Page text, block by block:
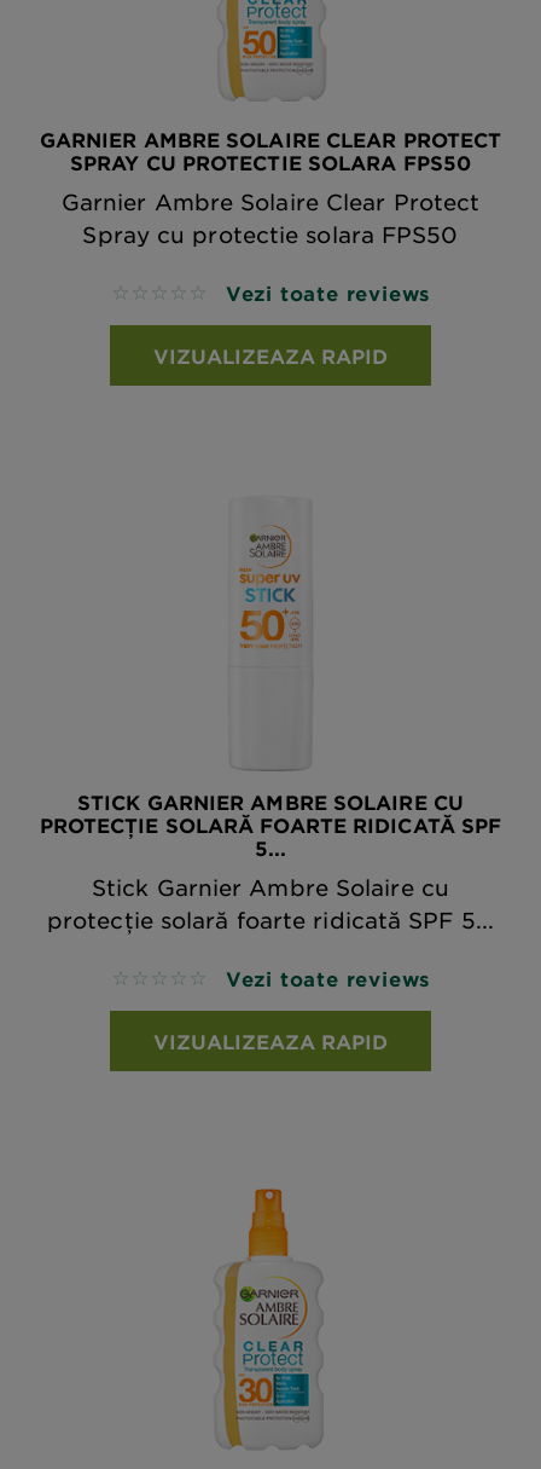
GARNIER AMBRE SOLAIRE CLEAR PROTECT
SPRAY CU PROTECTIE SOLARA FPS50
Garnier Ambre Solaire Clear Protect
Spray cu protectie solara FPS50
No reviews Vezi toate reviews
VIZUALIZEAZA RAPID
STICK GARNIER AMBRE SOLAIRE CU
PROTECȚIE SOLARĂ FOARTE RIDICATĂ SPF
5...
Stick Garnier Ambre Solaire cu
protecție solară foarte ridicată SPF 5...
No reviews Vezi toate reviews
VIZUALIZEAZA RAPID